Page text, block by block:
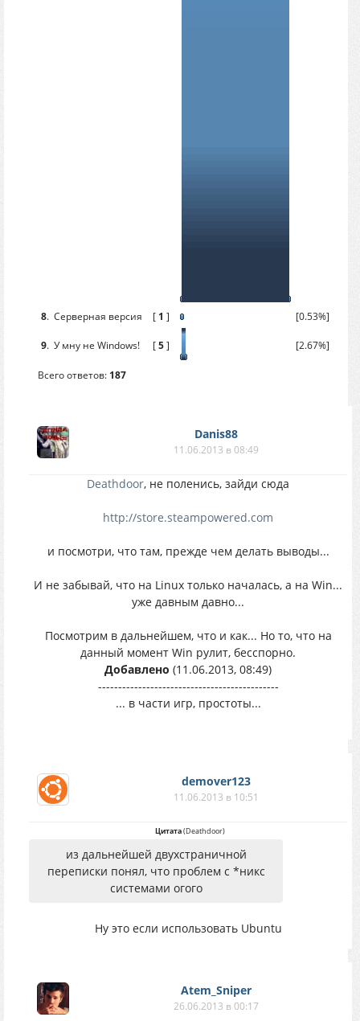
8. Серверная версия [ 1 ] [0.53%]
9. У мну не Windows! [5] [2.67%]
Всего ответов: 187
Danis88
11.06.2013 в 08:49
Deathdoor, не поленись, зайди сюда
http://store.steampowered.com
и посмотри, что там, прежде чем делать выводы...
И не забывай, что на Linux только началась, а на Win...
уже давным давно...
Посмотрим в дальнейшем, что и как... Но то, что на
данный момент Win рулит, бесспорно.
Добавлено (11.06.2013, 08:49)
---------------------------------------------
... в части игр, простоты...
demover123
11.06.2013 в 10:51
Цитата(Deathdoor)
из дальнейшей двухстраничной
переписки понял, что проблем с *никс
системами огого
Ну это если использовать Ubuntu
Atem_Sniper
26.06.2013 в 00:17